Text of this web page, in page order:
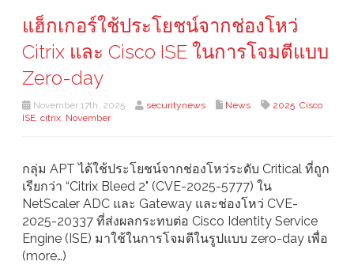
แฮ็กเกอร์ใช้ประโยชน์จากช่องโหว่
Citrix และ Cisco ISE ในการโจมตีแบบ
Zero-day
November 17th, 2025 securitynews News 2025, Cisco
ISE, citrix, November
กลุ่ม APT ได้ใช้ประโยชน์จากช่องโหว่ระดับ Critical ที่ถูก
เรียกว่า “Citrix Bleed 2" (CVE-2025-5777) ใน
NetScaler ADC และ Gateway และช่องโหว่ CVE-
2025-20337 ที่ส่งผลกระทบต่อ Cisco Identity Service
Engine (ISE) มาใช้ในการโจมตีในรูปแบบ zero-day เพื่อ
(more…)